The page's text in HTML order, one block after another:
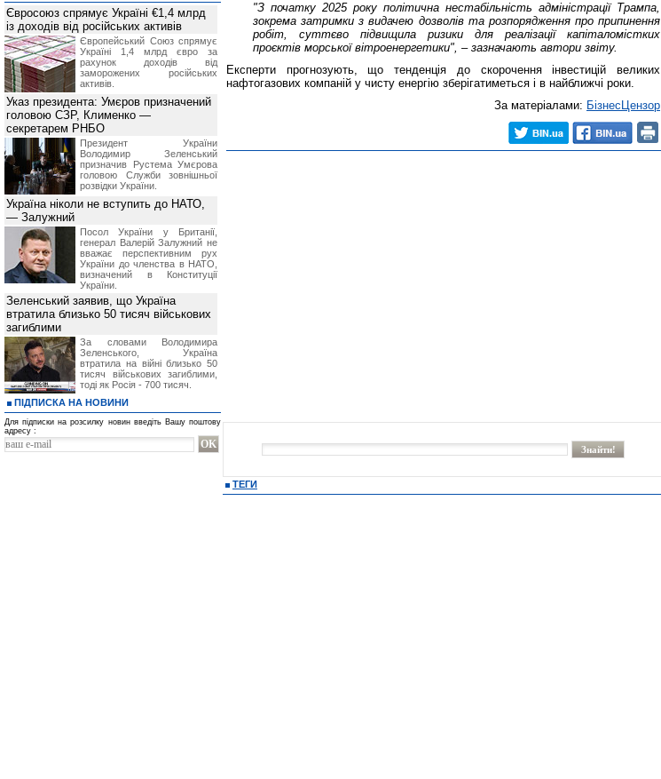
"З початку 2025 року політична нестабільність адміністрації Трампа,
зокрема затримки з видачею дозволів та розпорядження про припинення
робіт, суттєво підвищила ризики для реалізації капіталомістких
проєктів морської вітроенергетики", ‒ зазначають автори звіту.
Експерти прогнозують, що тенденція до скорочення інвестицій великих
нафтогазових компаній у чисту енергію зберігатиметься і в найближчі роки.
За матеріалами: БізнесЦензор
ТЕГИ
Євросоюз спрямує Україні €1,4 млрд
із доходів від російських активів
Європейський Союз спрямує
Україні 1,4 млрд євро за
рахунок доходів від
заморожених російських
активів.
Указ президента: Умєров призначений
головою СЗР, Клименко —
секретарем РНБО
Президент України
Володимир Зеленський
призначив Pустема Умєрова
головою Служби зовнішньої
розвідки України.
Україна ніколи не вступить до НАТО,
— Залужний
Посол України у Британії,
генерал Валерій Залужний не
вважає перспективним рух
України до членства в НАТО,
визначений в Конституції
України.
Зеленський заявив, що Україна
втратила близько 50 тисяч військових
загиблими
За словами Володимира
Зеленського, Україна
втратила на війні близько 50
тисяч військових загиблими,
тоді як Росія - 700 тисяч.
ПІДПИСКА НА НОВИНИ
Для підписки на розсилку новин введіть Вашу поштову
адресу :